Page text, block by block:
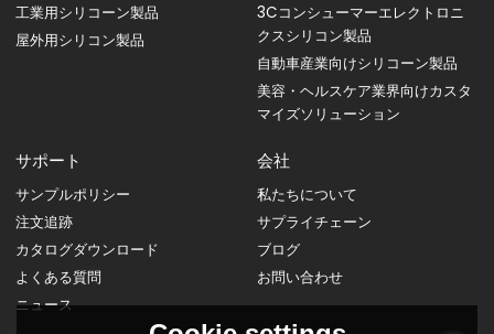
工業用シリコーン製品
屋外用シリコン製品
3Cコンシューマーエレクトロニ
クスシリコン製品
自動車産業向けシリコーン製品
美容・ヘルスケア業界向けカスタ
マイズソリューション
サポート
サンプルポリシー
注文追跡
カタログダウンロード
よくある質問
ニュース
会社
私たちについて
サプライチェーン
ブログ
お問い合わせ